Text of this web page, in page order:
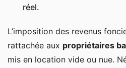
réel.
L’imposition des revenus
rattachée aux propriétaires
mis en location vide ou nue.